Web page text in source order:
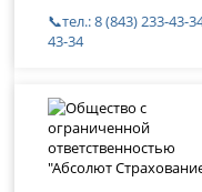
📞тел.: 8 (843) 233-43-
43-34